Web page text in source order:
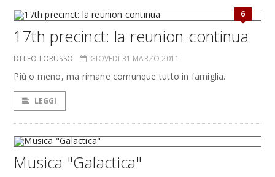
6
17th precinct: la reunion continua
DI LEO LORUSSO GIOVEDÌ 31 MARZO 2011
Più o meno, ma rimane comunque tutto in famiglia.
LEGGI
Musica "Galactica"